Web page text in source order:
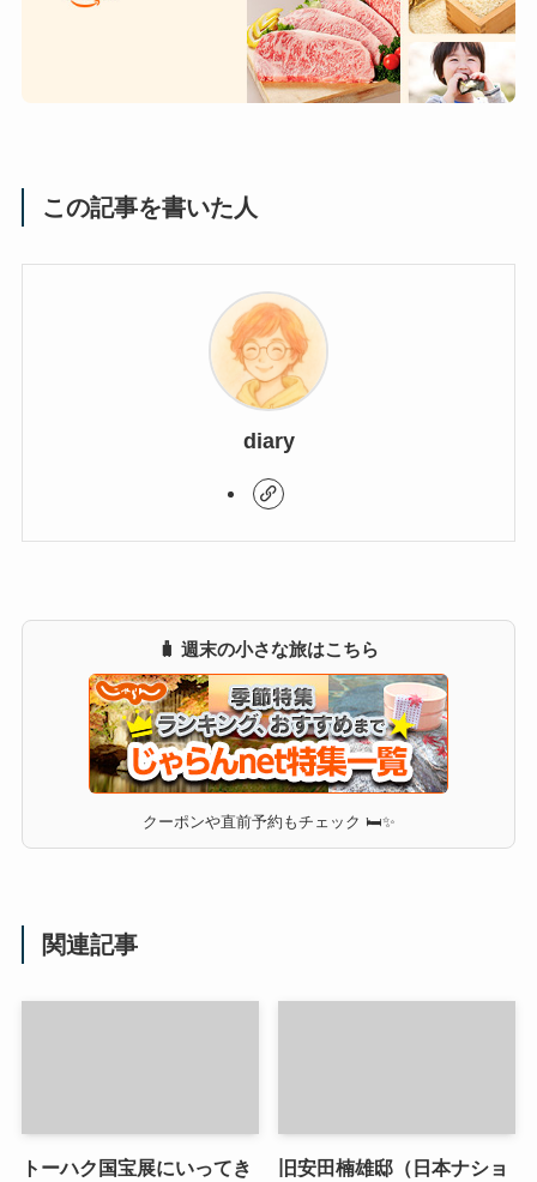
この記事を書いた人
diary
🧳 週末の小さな旅はこちら
クーポンや直前予約もチェック 🛏✨
関連記事
トーハク国宝展にいってき 旧安田楠雄邸（日本ナショ